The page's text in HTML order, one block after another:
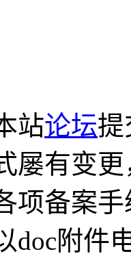
站论坛提
屡有变
项备案
doc附件